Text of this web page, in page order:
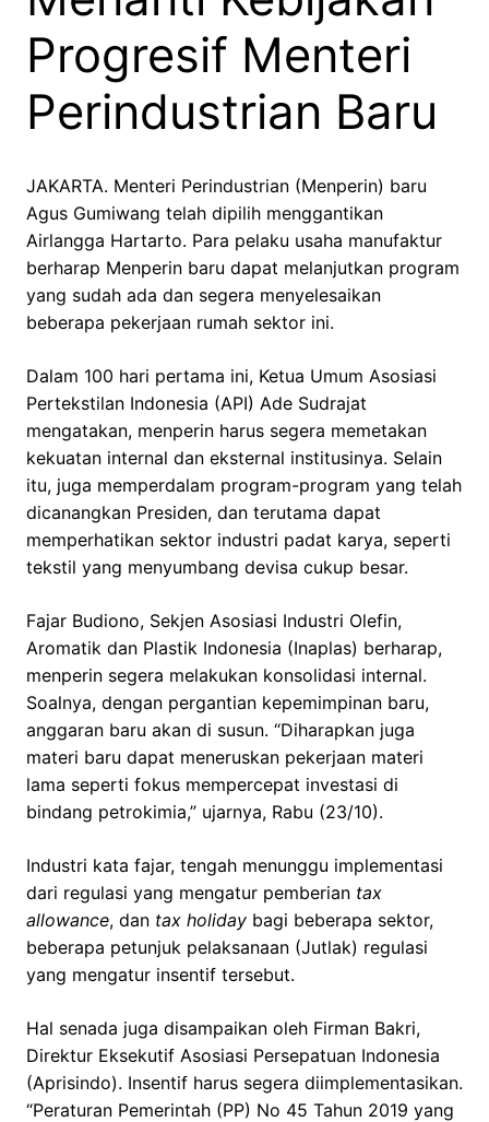
Progresif Menteri
Perindustrian Baru
JAKARTA. Menteri Perindustrian (Menperin) baru
Agus Gumiwang telah dipilih menggantikan
Airlangga Hartarto. Para pelaku usaha manufaktur
berharap Menperin baru dapat melanjutkan program
yang sudah ada dan segera menyelesaikan
beberapa pekerjaan rumah sektor ini.
Dalam 100 hari pertama ini, Ketua Umum Asosiasi
Pertekstilan Indonesia (API) Ade Sudrajat
mengatakan, menperin harus segera memetakan
kekuatan internal dan eksternal institusinya. Selain
itu, juga memperdalam program-program yang telah
dicanangkan Presiden, dan terutama dapat
memperhatikan sektor industri padat karya, seperti
tekstil yang menyumbang devisa cukup besar.
Fajar Budiono, Sekjen Asosiasi Industri Olefin,
Aromatik dan Plastik Indonesia (Inaplas) berharap,
menperin segera melakukan konsolidasi internal.
Soalnya, dengan pergantian kepemimpinan baru,
anggaran baru akan di susun. “Diharapkan juga
materi baru dapat meneruskan pekerjaan materi
lama seperti fokus mempercepat investasi di
bindang petrokimia,” ujarnya, Rabu (23/10).
Industri kata fajar, tengah menunggu implementasi
dari regulasi yang mengatur pemberian tax
allowance, dan tax holiday bagi beberapa sektor,
beberapa petunjuk pelaksanaan (Jutlak) regulasi
yang mengatur insentif tersebut.
Hal senada juga disampaikan oleh Firman Bakri,
Direktur Eksekutif Asosiasi Persepatuan Indonesia
(Aprisindo). Insentif harus segera diimplementasikan.
“Peraturan Pemerintah (PP) No 45 Tahun 2019 yang